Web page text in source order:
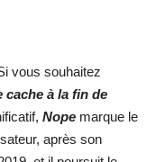
vous souhaitez
cache à la fin de
Nope marque le
après son